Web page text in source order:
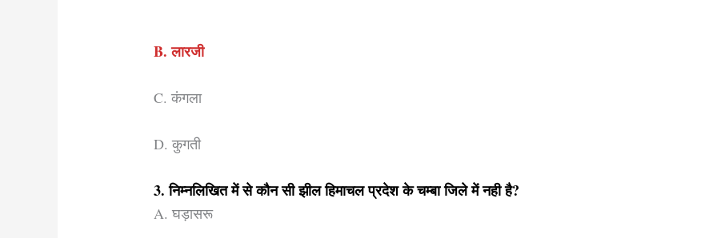
B. लारजी
C. कंगला
D. कुगती
3. निम्नलिखित में से कौन सी झील हिमाचल प्रदेश के चम्बा जिले में नही है?
A. घड़ासरू